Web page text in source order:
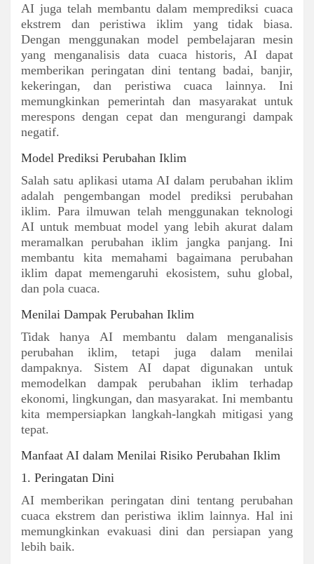
AI juga telah membantu dalam memprediksi cuaca
ekstrem dan peristiwa iklim yang tidak biasa.
Dengan menggunakan model pembelajaran mesin
yang menganalisis data cuaca historis, AI dapat
memberikan peringatan dini tentang badai, banjir,
kekeringan, dan peristiwa cuaca lainnya. Ini
memungkinkan pemerintah dan masyarakat untuk
merespons dengan cepat dan mengurangi dampak
negatif.
Model Prediksi Perubahan Iklim
Salah satu aplikasi utama AI dalam perubahan iklim
adalah pengembangan model prediksi perubahan
iklim. Para ilmuwan telah menggunakan teknologi
AI untuk membuat model yang lebih akurat dalam
meramalkan perubahan iklim jangka panjang. Ini
membantu kita memahami bagaimana perubahan
iklim dapat memengaruhi ekosistem, suhu global,
dan pola cuaca.
Menilai Dampak Perubahan Iklim
Tidak hanya AI membantu dalam menganalisis
perubahan iklim, tetapi juga dalam menilai
dampaknya. Sistem AI dapat digunakan untuk
memodelkan dampak perubahan iklim terhadap
ekonomi, lingkungan, dan masyarakat. Ini membantu
kita mempersiapkan langkah-langkah mitigasi yang
tepat.
Manfaat AI dalam Menilai Risiko Perubahan Iklim
1. Peringatan Dini
AI memberikan peringatan dini tentang perubahan
cuaca ekstrem dan peristiwa iklim lainnya. Hal ini
memungkinkan evakuasi dini dan persiapan yang
lebih baik.